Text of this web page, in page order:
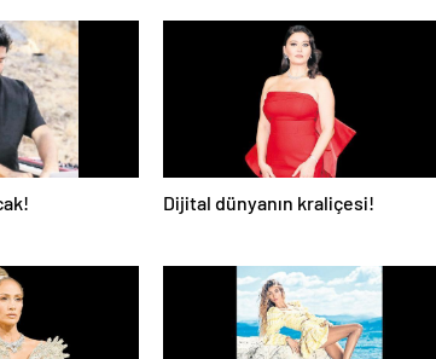
Dijital dünyanın kraliçesi!